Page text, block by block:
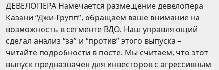
ДЕВЕЛОПЕРА Намечается размещение девелопера
Казани “Джи-Групп”, обращаем ваше внимание на
возможность в сегменте ВДО. Наш управляющий
сделал анализ “за” и “против” этого выпуска –
читайте подробности в посте. Мы считаем, что этот
выпуск предназначен для инвесторов с агрессивным